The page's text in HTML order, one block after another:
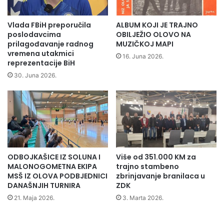
i
s
o
l
i
d
a
t
n
a
d
j
e
l
u
Vlada FBiH preporučila
poslodavcima
prilagođavanje radnog
vremena utakmici
reprezentacije BiH
30. Juna 2026.
ALBUM KOJI JE TRAJNO
OBILJEŽIO OLOVO NA
MUZIČKOJ MAPI
16. Juna 2026.
ODBOJKAŠICE IZ SOLUNA I
MALONOGOMETNA EKIPA
MSŠ IZ OLOVA PODBJEDNICI
DANAŠNJIH TURNIRA
21. Maja 2026.
Više od 351.000 KM za
trajno stambeno
zbrinjavanje branilaca u
ZDK
3. Marta 2026.